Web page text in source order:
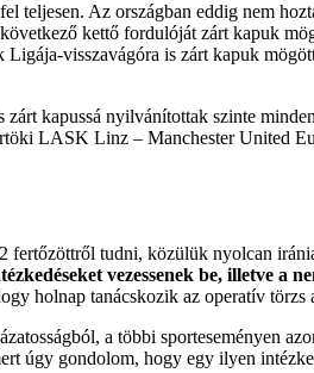
teljesen. Az országban eddig nem
kettő fordulóját zárt kapuk
visszavágóra is zárt kapuk
zárt kapussá nyilvánítottak szinte
LASK Linz – Manchester United
fertőzöttről tudni, közülük nyolcan
vezessenek be, illetve a
holnap tanácskozik az operatív törzs
a többi sporteseményen
úgy gondolom, hogy egy ilyen